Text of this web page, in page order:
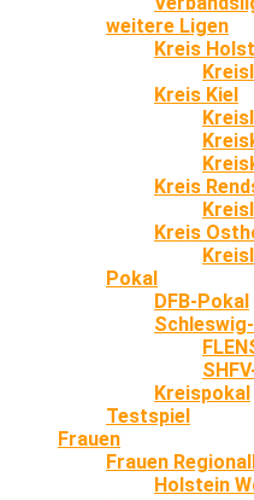
weitere Ligen
Kreis
Kreis Kiel
Kreis
Kreis
Pokal
DFB-Pokal
Kreispokal
Testspiel
Frauen
Frauen
Holstein